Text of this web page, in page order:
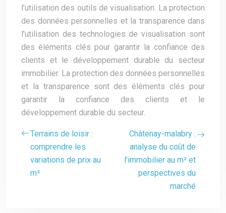
l’utilisation des outils de visualisation. La protection
des données personnelles et la transparence dans
l’utilisation des technologies de visualisation sont
des éléments clés pour garantir la confiance des
clients et le développement durable du secteur
immobilier. La protection des données personnelles
et la transparence sont des éléments clés pour
garantir la confiance des clients et le
développement durable du secteur.
Terrains de loisir :
comprendre les
variations de prix au
m²
Châtenay-malabry :
analyse du coût de
l’immobilier au m² et
perspectives du
marché